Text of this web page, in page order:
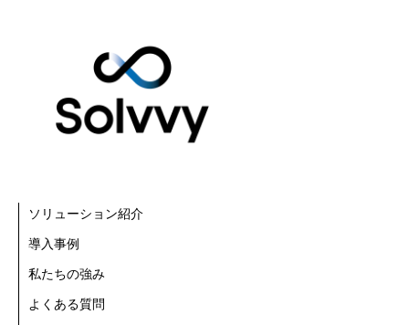
ソリューション紹介
導入事例
私たちの強み
よくある質問